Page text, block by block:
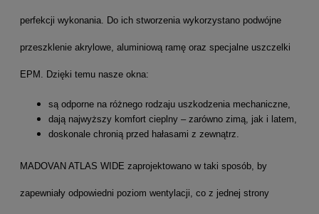
perfekcji wykonania. Do ich stworzenia wykorzystano podwójne
przeszklenie akrylowe, aluminiową ramę oraz specjalne uszczelki
EPM. Dzięki temu nasze okna:
są odporne na różnego rodzaju uszkodzenia mechaniczne,
dają najwyższy komfort cieplny – zarówno zimą, jak i latem,
doskonale chronią przed hałasami z zewnątrz.
MADOVAN ATLAS WIDE zaprojektowano w taki sposób, by
zapewniały odpowiedni poziom wentylacji, co z jednej strony